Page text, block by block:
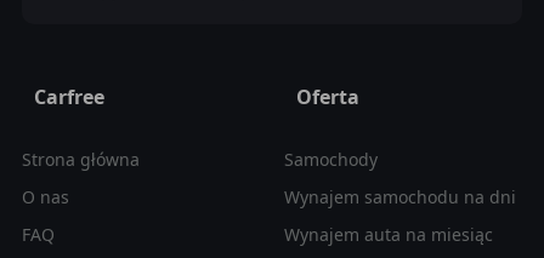
Carfree
Strona główna
O nas
FAQ
Oferta
Samochody
Wynajem samochodu na dni
Wynajem auta na miesiąc